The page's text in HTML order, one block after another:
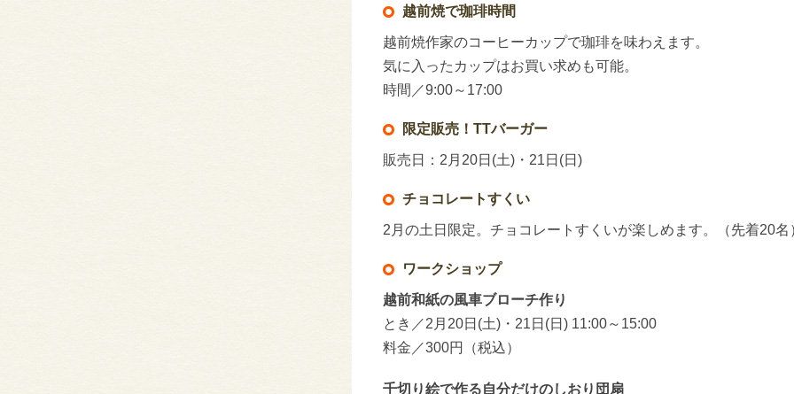
越前焼で珈琲時間
越前焼作家のコーヒーカップで珈琲を味わえます。
気に入ったカップはお買い求めも可能。
時間／9:00～17:00
限定販売！TTバーガー
販売日：2月20日(土)・21日(日)
チョコレートすくい
2月の土日限定。チョコレートすくいが楽しめます。（先着20名
ワークショップ
越前和紙の風車ブローチ作り
とき／2月20日(土)・21日(日) 11:00～15:00
料金／300円（税込）
千切り絵で作る自分だけのしおり団扇